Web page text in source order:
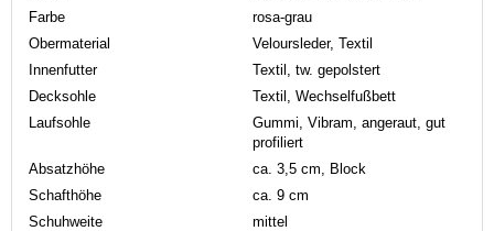
Farbe
rosa-grau
Obermaterial
Veloursleder, Textil
Innenfutter
Textil, tw. gepolstert
Decksohle
Textil, Wechselfußbett
Laufsohle
Gummi, Vibram, angeraut, gut
profiliert
Absatzhöhe
ca. 3,5 cm, Block
Schafthöhe
ca. 9 cm
Schuhweite
mittel